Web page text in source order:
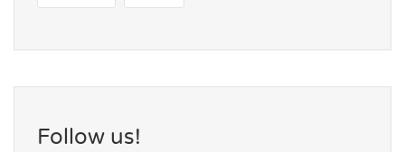
Follow us!